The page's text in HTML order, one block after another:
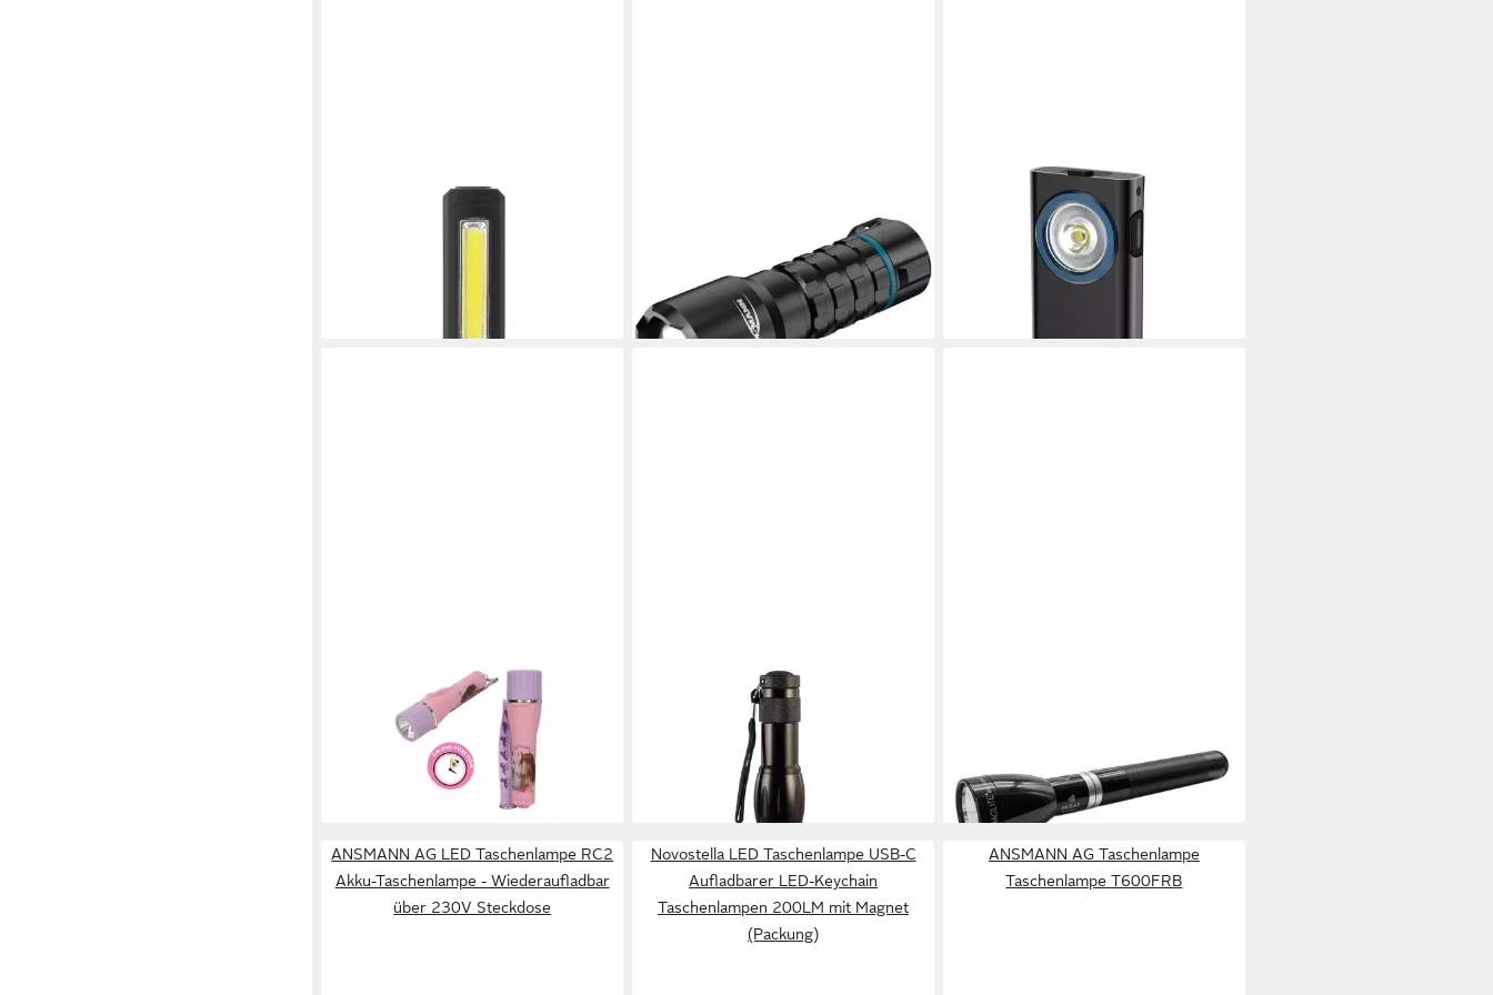
Taschenlampe 150 Lumen mit
49,99 €
-14%
lieferbar - in 2-3 Werktagen bei dir
Nachtlicht Ansmann 1600-0597
ML400R Mobile Kleinleuchte LED
Taschenlampe MM Taschenlampe mit
lieferbar - in 3-4 Werktagen bei dir
LED Taschenlampe Trendline
schwarze Taschenlampe mit 9 LED
lieferbar - in 3-4 Werktagen bei dir
192,98 €
lieferbar - in 2-3 Werktagen bei dir
ANSMANN AG LED Taschenlampe RC2
Akku-Taschenlampe - Wiederaufladbar
über 230V Steckdose
Novostella LED Taschenlampe USB-C
Aufladbarer LED-Keychain
Taschenlampen 200LM mit Magnet
(Packung)
ANSMANN AG Taschenlampe
Taschenlampe T600FRB